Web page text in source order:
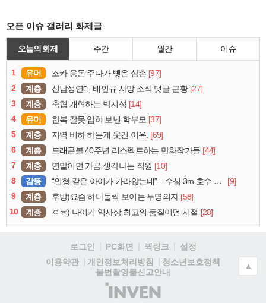
오픈 이슈 갤러리 화제글
오늘의 화제 주간 월간 이슈
1 유머 조카 용돈 주다가 뺏은 삼촌 [97]
2
계층 신남성연대 배인규 사망 소식 댓글 근황 [27]
3
계층 축협 개혁하는 박지성 [14]
4
유머 한복 잘못 입혀 보낸 학부모 [37]
5
계층 지역 비하 하는게 웃긴 이유. [69]
6
계층 드래곤볼 40주년 리스펙트하는 만화작가들 [44]
7
계층 연말이면 가끔 생각나는 직원 [10]
8
감동 “인형 같은 아이가 가라앉는데”…수심 3m 호수 뛰어든 60대 의인
[9]
9
계층 후방)요즘 하나둘씩 보이는 투명의자 [58]
10
계층 ㅇㅎ) 나이키 역사상 최고의 품질이던 시절 [28]
로그인 PC화면 퀵링크
설정
이용약관
개인정보처리방침
청소년보호정책
불법촬영물신고안내
(주)
인
▲